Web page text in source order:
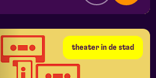
theater in de stad